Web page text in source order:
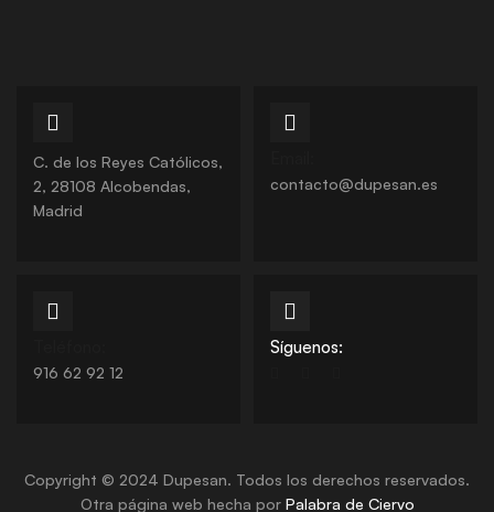
C. de los Reyes Católicos,
2, 28108 Alcobendas,
Madrid
contacto@dupesan.es
916 62 92 12
Síguenos:
Copyright © 2024 Dupesan. Todos los derechos reservados.
Otra página web hecha por Palabra de Ciervo